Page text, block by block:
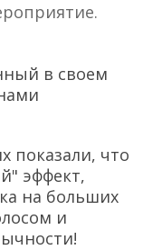
в своем
показали, что
эффект,
на больших
и